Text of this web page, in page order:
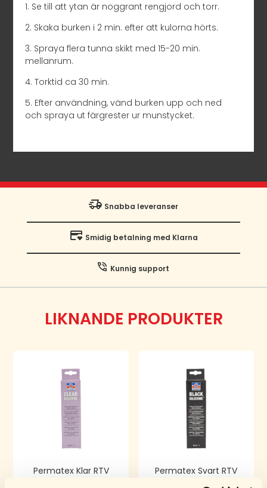
1. Se till att ytan är noggrant rengjord och torr.
2. Skaka burken i 2 min. efter att kulorna hörts.
3. Spraya flera tunna skikt med 15-20 min.
mellanrum.
4. Torktid ca 30 min.
5. Efter användning, vänd burken upp och ned
och spraya ut färgrester ur munstycket.
Snabba leveranser
Smidig betalning med Klarna
Kunnig support
LIKNANDE PRODUKTER
Permatex Klar RTV
Permatex Svart RTV